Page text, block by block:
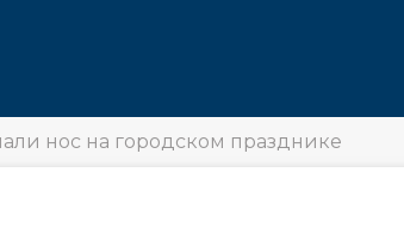
нос на городском празднике